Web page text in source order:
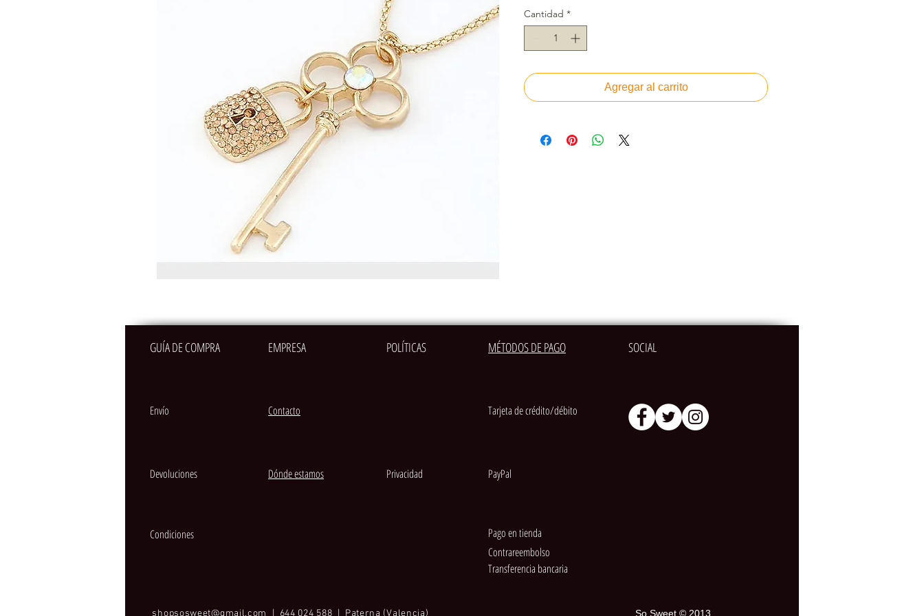
Cantidad *
Agregar al carrito
GUÍA DE COMPRA EMPRESA POLÍTICAS MÉTODOS DE PAGO SOCIAL
Envío
Devoluciones
Condiciones
Contacto
Dónde estamos
Tarjeta de crédito/débito
Privacidad PayPal
Pago en tienda
Contrareembolso
Transferencia bancaria
shopsosweet@gmail.com | 644 024 588 | Paterna (Valencia) So Sweet © 2013